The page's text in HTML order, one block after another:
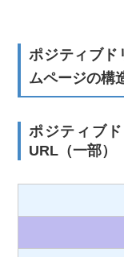
ポジティブド
ムページの構
ポジティブ
URL（一部）